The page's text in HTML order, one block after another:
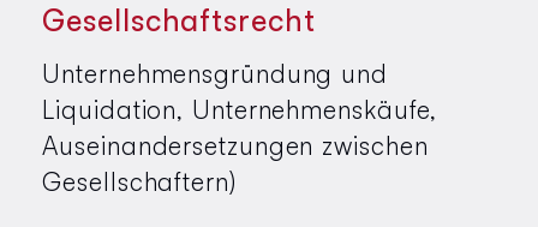
Gesellschaftsrecht
Unternehmensgründung und
Liquidation, Unternehmenskäufe,
Auseinandersetzungen zwischen
Gesellschaftern)